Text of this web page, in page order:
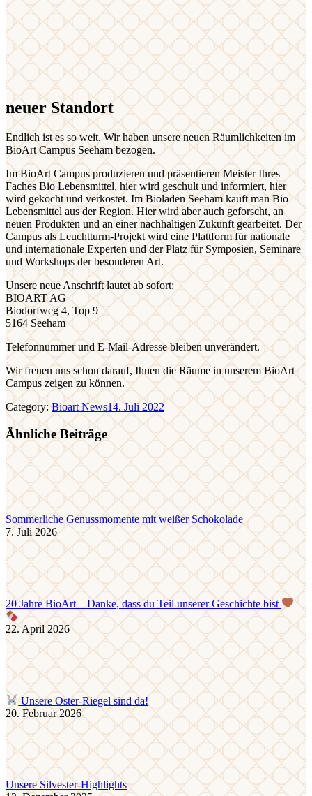
neuer Standort
Endlich ist es so weit. Wir haben unsere neuen Räumlichkeiten im
BioArt Campus Seeham bezogen.
Im BioArt Campus produzieren und präsentieren Meister Ihres
Faches Bio Lebensmittel, hier wird geschult und informiert, hier
wird gekocht und verkostet. Im Bioladen Seeham kauft man Bio
Lebensmittel aus der Region. Hier wird aber auch geforscht, an
neuen Produkten und an einer nachhaltigen Zukunft gearbeitet. Der
Campus als Leuchtturm-Projekt wird eine Plattform für nationale
und internationale Experten und der Platz für Symposien, Seminare
und Workshops der besonderen Art.
Unsere neue Anschrift lautet ab sofort:
BIOART AG
Biodorfweg 4, Top 9
5164 Seeham
Telefonnummer und E-Mail-Adresse bleiben unverändert.
Wir freuen uns schon darauf, Ihnen die Räume in unserem BioArt
Campus zeigen zu können.
Category:Bioart News14. Juli 2022
Ähnliche Beiträge
Sommerliche Genussmomente mit weißer Schokolade
7. Juli 2026
20 Jahre BioArt – Danke, dass du Teil unserer Geschichte bist
22. April 2026
Unsere Oster-Riegel sind da!
20. Februar 2026
Unsere Silvester-Highlights